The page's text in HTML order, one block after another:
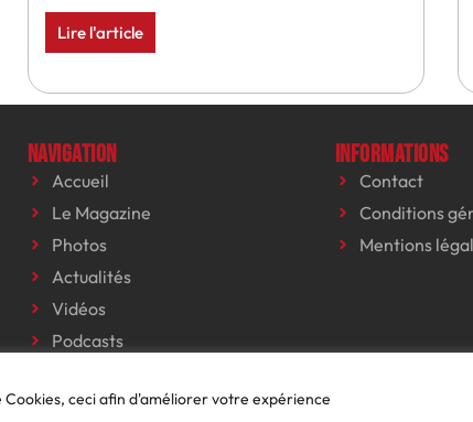
Cookies, ceci afin d'améliorer votre expérience
Lire l'article
Navigation
Accueil
Le Magazine
Photos
Actualités
Vidéos
Podcasts
Informations
Contact
Conditions
Mentions